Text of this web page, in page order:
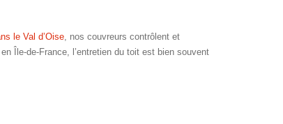
le Val d’Oise, nos couvreurs contrôlent et
Île-de-France, l’entretien du toit est bien souvent